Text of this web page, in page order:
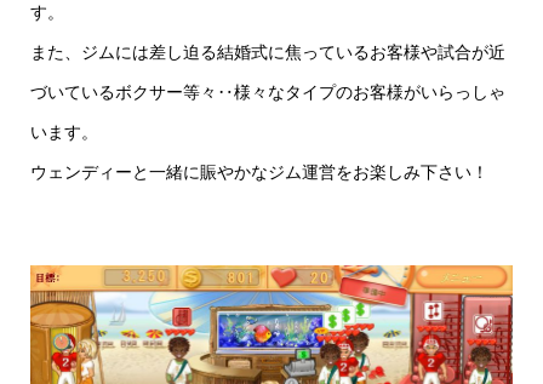
す。
また、ジムには差し迫る結婚式に焦っているお客様や試合が近
づいているボクサー等々‥様々なタイプのお客様がいらっしゃ
います。
ウェンディーと一緒に賑やかなジム運営をお楽しみ下さい！